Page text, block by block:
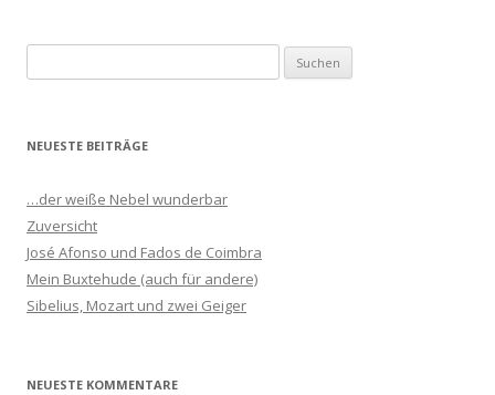
u
h
n
a
c
h
NEUESTE BEITRÄGE
…der weiße Nebel wunderbar
Zuversicht
José Afonso und Fados de Coimbra
Mein Buxtehude (auch für andere)
Sibelius, Mozart und zwei Geiger
NEUESTE KOMMENTARE